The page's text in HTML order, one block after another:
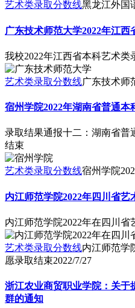
艺术类录取分数线黑龙江外国
广东技术师范大学2022年江
我校2022年江西省本科艺术类
艺术类录取分数线广东技术师
宿州学院2022年湖南省普通
录取结果通报十二：湖南省普
结束
艺术类录取分数线宿州学院
内江师范学院2022年四川省艺
内江师范学院2022年在四川
艺术类录取分数线内江师范学
愿录取结束2022/7/27
浙江农业商贸职业学院：关于
群的通知